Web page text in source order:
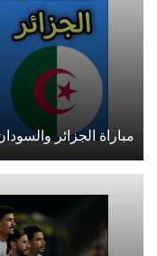
مباراة الجزائر